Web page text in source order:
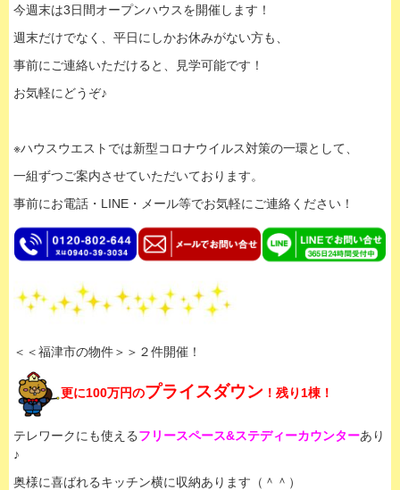
今週末は3日間オープンハウスを開催します！
週末だけでなく、平日にしかお休みがない方も、
事前にご連絡いただけると、見学可能です！
お気軽にどうぞ♪
※ハウスウエストでは新型コロナウイルス対策の一環として、
一組ずつご案内させていただいております。
事前にお電話・LINE・メール等でお気軽にご連絡ください！
＜＜福津市の物件＞＞２件開催！
更に100万円のプライスダウン ！残り1棟！
テレワークにも使えるフリースペース&ステディーカウンターあり
♪
奥様に喜ばれるキッチン横に収納あります（＾＾）